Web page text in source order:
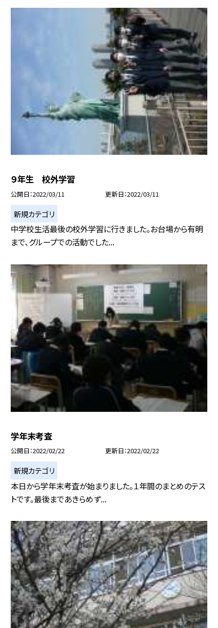
９年生 校外学習
公開日 2022/03/11 更新日 2022/03/11
新規カテゴリ
中学校生活最後の校外学習に行きました。お台場から有明
まで、グループでの活動でした...
学年末考査
公開日 2022/02/22 更新日 2022/02/22
新規カテゴリ
本日から学年末考査が始まりました。１年間のまとめのテス
トです。最後まであきらめず...